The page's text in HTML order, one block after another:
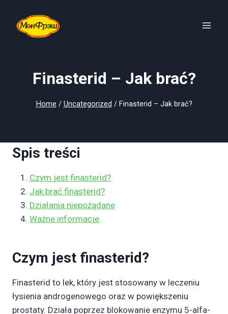
content
Finasterid – Jak brać?
Home / Uncategorized / Finasterid – Jak brać?
Spis treści
Czym jest finasterid?
Jak brać finasterid?
Działania niepożądane
Ważne informacje
Czym jest finasterid?
Finasterid to lek, który jest stosowany w leczeniu
łysienia androgenowego oraz w powiększeniu
prostaty. Działa poprzez blokowanie enzymu 5-alfa-